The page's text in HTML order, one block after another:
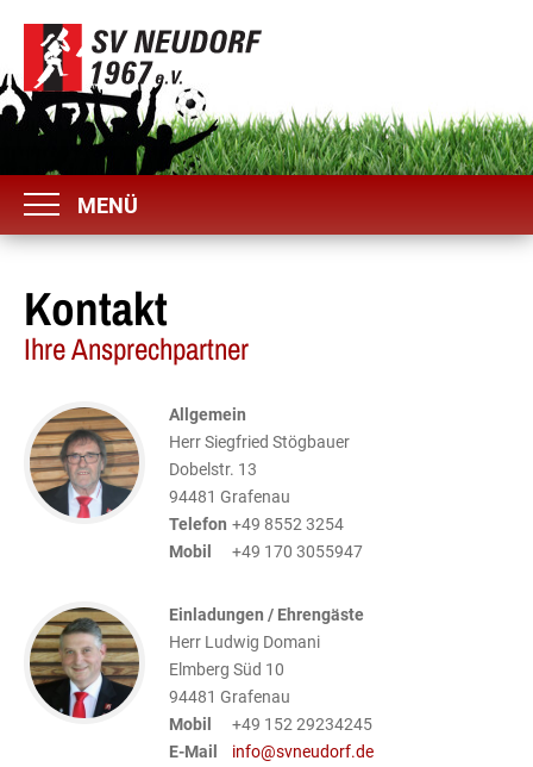
MENÜ
Kontakt
Ihre Ansprechpartner
Allgemein
Herr Siegfried Stögbauer
Dobelstr. 13
94481 Grafenau
Telefon +49 8552 3254
Mobil
+49 170 3055947
Einladungen / Ehrengäste
Herr Ludwig Domani
Elmberg Süd 10
94481 Grafenau
Mobil
+49 152 29234245
E-Mail
info@svneudorf.de